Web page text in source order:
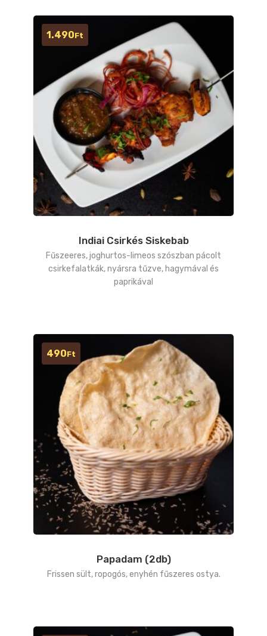
Indiai Csirkés Siskebab
Fűszeeres, joghurtos-limeos szószban pácolt
csirkefalatkák, nyársra tűzve, hagymával és
paprikával
1.490Ft
Papadam (2db)
Frissen sült, ropogós, enyhén fűszeres ostya.
490Ft